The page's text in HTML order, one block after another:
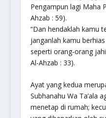
Pengampun lagi Maha
Ahzab : 59).
“Dan hendaklah kamu
janganlah kamu
seperti orang-orang
Al-Ahzab : 33).
Ayat yang kedua
Subhanahu Wa Ta’ala
menetap di rumah;